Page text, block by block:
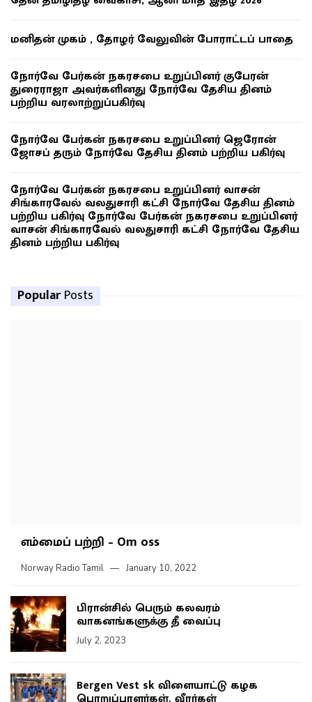
மனிதன் முகம் , தோழர் வேலுவின் போராட்டப் பாதை
நோர்வே பேர்கன் நகரசபை உறுப்பினர் குபேரன்
துரைராஜா அவர்களினது நோர்வே தேசிய தினம்
பற்றிய வரலாற்றுப்பகிர்வு
நோர்வே பேர்கன் நகரசபை உறுப்பினர் ஜெரோன்
ஜோசப் தரும் நோர்வே தேசிய தினம் பற்றிய பகிர்வு
நோர்வே பேர்கன் நகரசபை உறுப்பினர் வாசன்
சிங்காரவேல் வலதுசாரி கட்சி நோர்வே தேசிய தினம்
பற்றிய பகிர்வு நோர்வே பேர்கன் நகரசபை உறுப்பினர்
வாசன் சிங்காரவேல் வலதுசாரி கட்சி நோர்வே தேசிய
தினம் பற்றிய பகிர்வு
Popular Posts
எம்மைப் பற்றி – Om oss
Norway Radio Tamil January 10, 2022
பிரான்சில் பெரும் கலவரம்
வாகனங்களுக்கு தீ வைப்பு
July 2, 2023
Bergen Vest sk விளையாட்டு கழக